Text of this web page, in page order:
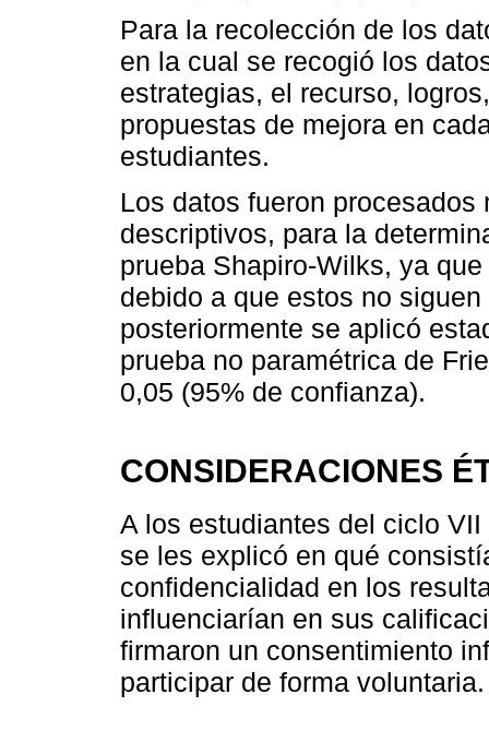
Para la recolección de los
en la cual se recogió los
estrategias, el recurso,
propuestas de mejora en
estudiantes.
Los datos fueron
descriptivos, para la
prueba Shapiro-Wilks, ya
debido a que estos no
posteriormente se aplicó
prueba no paramétrica de
0,05 (95% de confianza).
CONSIDERACIONES
A los estudiantes del ciclo
se les explicó en qué
confidencialidad en los
influenciarían en sus
firmaron un consentimiento
participar de forma voluntaria.